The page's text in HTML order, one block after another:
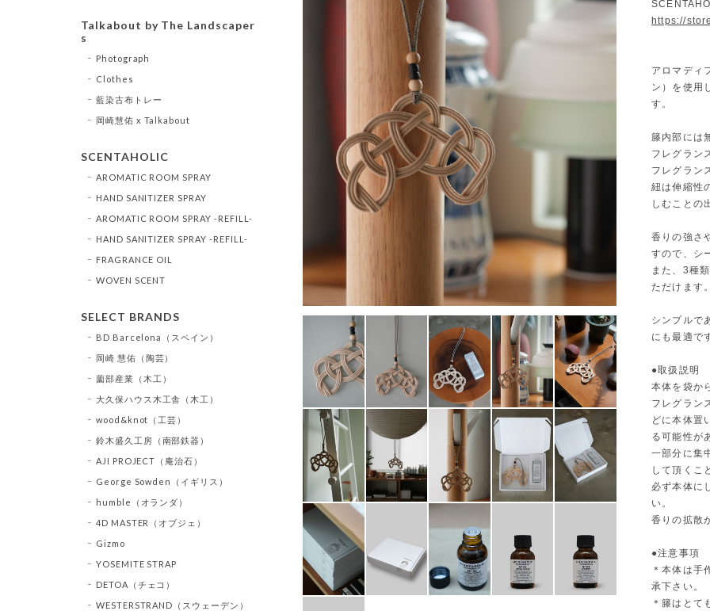
https://
アロマディ
ン）を使用
す。
籐内部には
フレグラン
フレグラン
紐は伸縮性
しむことの
香りの強さ
すので、シ
また、3種
ただけます
シンプルで
にも最適で
●取扱説明
本体を袋か
フレグラン
どに本体置
る可能性が
一部分に集
して頂くこ
必ず本体に
い。
香りの拡散
●注意事項
＊本体は手
承下さい。
＊籐はとて
Talkabout by The Landscaper
s
Photograph
Clothes
藍染古布トレー
岡崎慧佑 x Talkabout
SCENTAHOLIC
AROMATIC ROOM SPRAY
HAND SANITIZER SPRAY
AROMATIC ROOM SPRAY -REFILL-
HAND SANITIZER SPRAY -REFILL-
FRAGRANCE OIL
WOVEN SCENT
SELECT BRANDS
BD Barcelona（スペイン）
岡崎 慧佑（陶芸）
薗部産業（木工）
大久保ハウス木工舎（木工）
wood&knot（工芸）
鈴木盛久工房（南部鉄器）
AJI PROJECT（庵治石）
George Sowden（イギリス）
humble（オランダ）
4D MASTER（オブジェ）
Gizmo
YOSEMITE STRAP
DETOA（チェコ）
WESTERSTRAND（スウェーデン）